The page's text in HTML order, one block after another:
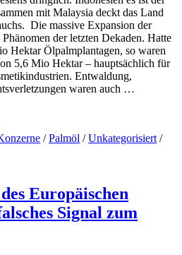
mit Malaysia deckt das Land
Die massive Expansion der
der letzten Dekaden. Hatte
Hektar Ölpalmplantagen, so waren
5,6 Mio Hektar – hauptsächlich für
Entwaldung,
waren auch …
/Palmöl /Unkategorisiert /
Europäischen
Signal zum